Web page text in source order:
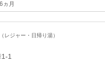
ヵ月
レジャー・日帰り湯）